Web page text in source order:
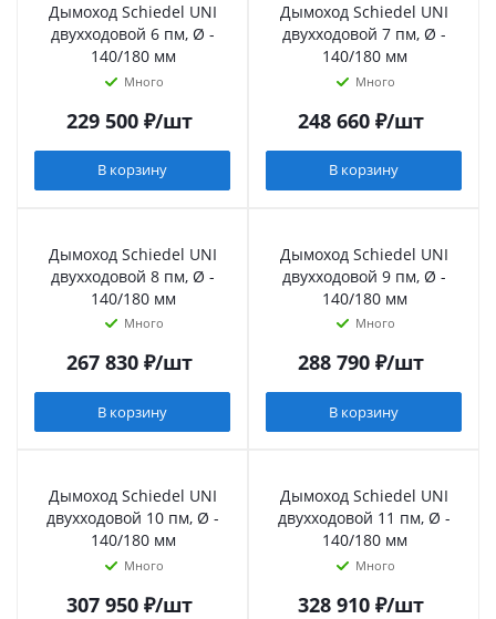
Дымоход Schiedel UNI
двухходовой 6 пм, Ø -
140/180 мм
Много
229 500₽/шт
В корзину
Дымоход Schiedel UNI
двухходовой 7 пм, Ø -
140/180 мм
Много
248 660₽/шт
В корзину
Дымоход Schiedel UNI
двухходовой 8 пм, Ø -
140/180 мм
Много
267 830₽/шт
В корзину
Дымоход Schiedel UNI
двухходовой 9 пм, Ø -
140/180 мм
Много
288 790₽/шт
В корзину
Дымоход Schiedel UNI
двухходовой 10 пм, Ø -
140/180 мм
Много
307 950₽/шт
Дымоход Schiedel UNI
двухходовой 11 пм, Ø -
140/180 мм
Много
328 910₽/шт